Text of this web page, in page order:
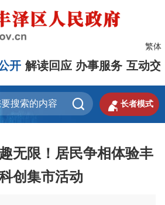
繁体
开 解读回应 办事服务 互动交
  长者模式
无限！居民争相体验丰
创集市活动